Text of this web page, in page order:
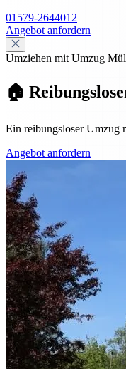
01579-2644012
Angebot anfordern
Umziehen mit Umzug
🏠
Ein reibungsloser Umzug
Angebot anfordern